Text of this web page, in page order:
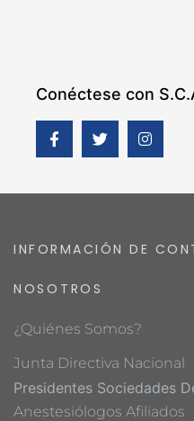
Conéctese con
INFORMACIÓN DE
NOSOTROS
¿Quiénes Somos?
Junta Directiva Nacional
Presidentes Sociedades
Anestesiólogos Afiliados